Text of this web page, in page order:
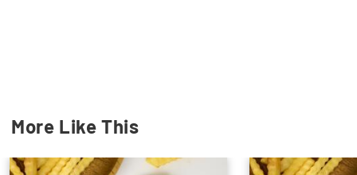
More Like This